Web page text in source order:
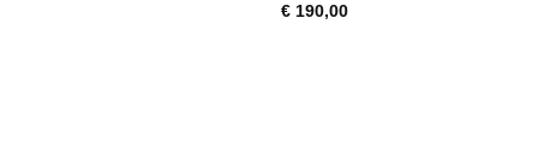
€190,00